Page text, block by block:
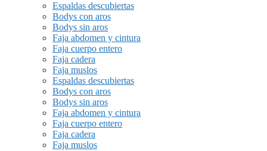
Espaldas descubiertas
Bodys con aros
Bodys sin aros
Faja abdomen y cintura
Faja cuerpo entero
Faja cadera
Faja muslos
Espaldas descubiertas
Bodys con aros
Bodys sin aros
Faja abdomen y cintura
Faja cuerpo entero
Faja cadera
Faja muslos